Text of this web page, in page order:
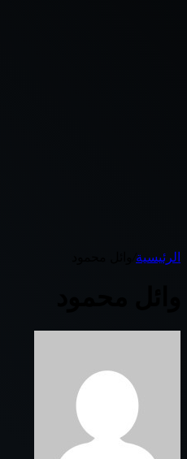
الرئيسية